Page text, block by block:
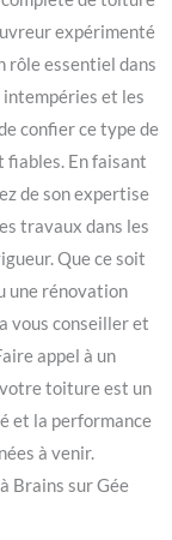
expérimenté
rôle essentiel dans
et les
confier ce type de
fiables. En faisant
de son expertise
travaux dans les
Que ce soit
une rénovation
vous conseiller et
appel à un
toiture est un
et la performance
à venir.
à Brains sur Gée